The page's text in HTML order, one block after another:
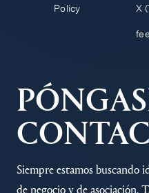
Policy
X
Siempre estamos buscando
de negocio y de asociación.